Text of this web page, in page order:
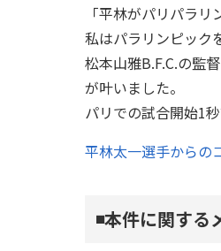
「平林がパリパラ
私はパラリンピック
松本山雅B.F.C.の監
が叶いました。
パリでの試合開始1
平林太一選手からの
◾️本件に関す